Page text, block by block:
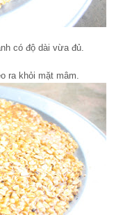
có độ dài vừa đủ.
ra khỏi mặt mâm.